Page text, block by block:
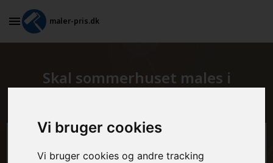
Vi bruger cookies
Vi bruger cookies og andre tracking
maler-pris.dk
Skal sommerhuset males i